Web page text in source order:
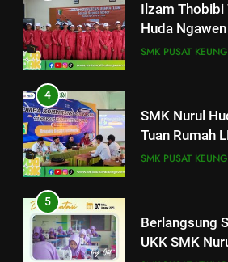
Sepeda
2026
SMK PUSAT
4
Blora Bidang
Technology
SMK PUSAT
5
Siswa Siap
2026
SMK PUSAT
25
Pelatihan
Optimalisasi
di SMK Nurul
26
Hari Kedua
Nurul Huda